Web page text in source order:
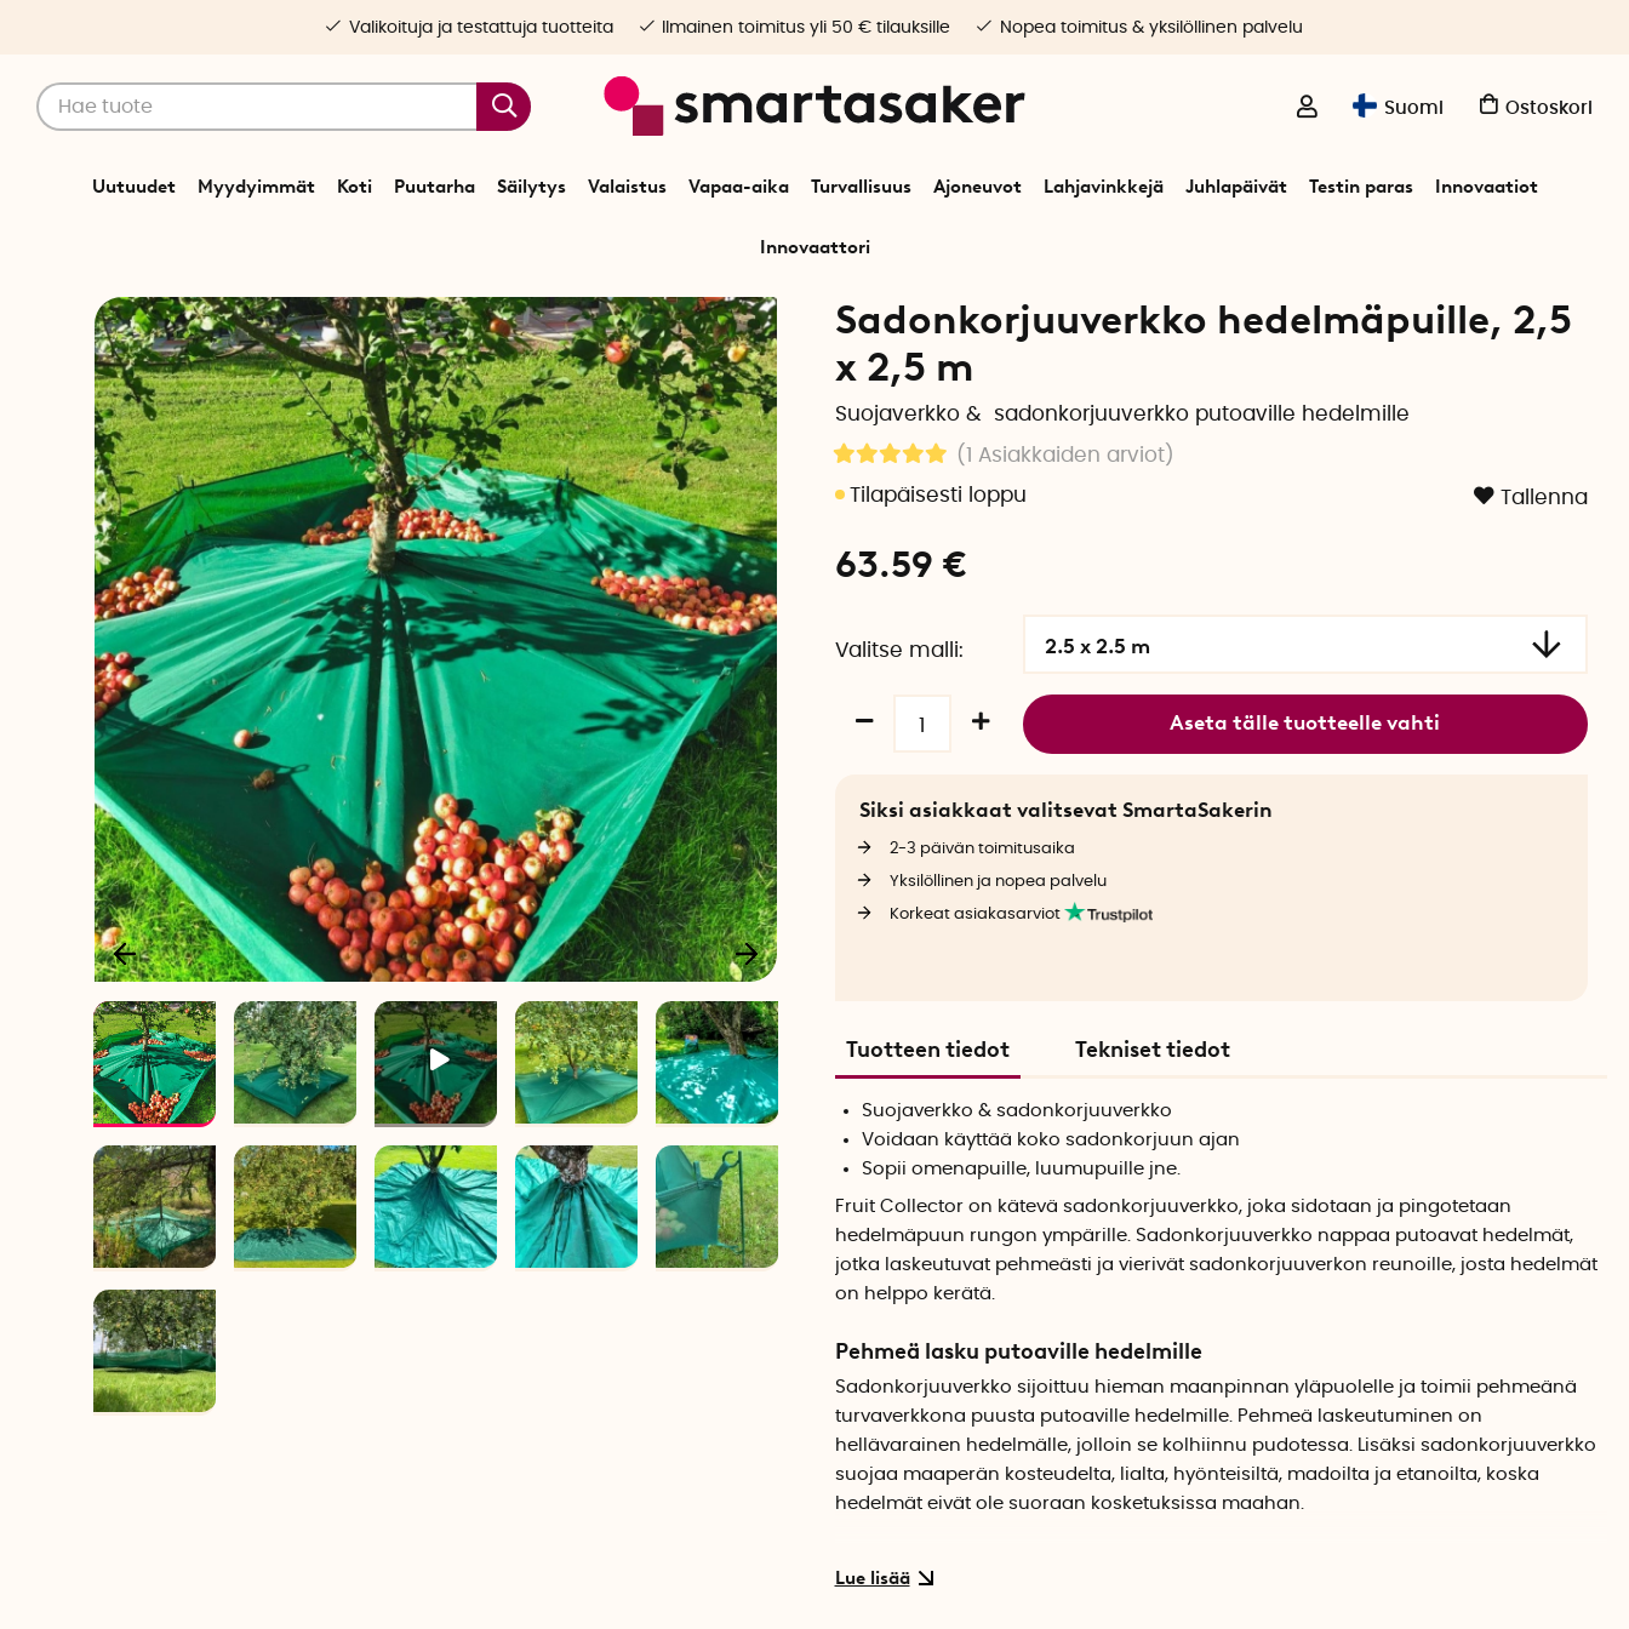
Suomi Ostoskori
Uutuudet Myydyimmät Koti Puutarha Säilytys Valaistus Vapaa-aika Turvallisuus Ajoneuvot Lahjavinkkejä Juhlapäivät Testin paras Innovaatiot
Innovaattori
Valikoituja ja testattuja tuotteita Ilmainen toimitus yli 50 € tilauksille Nopea toimitus & yksilöllinen palvelu
Sadonkorjuuverkko hedelmäpuille
Sadonkorjuuverkko hedelmäpuille, 2,5
x 2,5 m
Suojaverkko & sadonkorjuuverkko putoaville hedelmille
(1 Asiakkaiden arviot)
Tallenna
63.59 €
Valitse malli 2.5 x 2.5 m
Aseta tälle tuotteelle vahti
Siksi asiakkaat valitsevat SmartaSakerin
2-3 päivän toimitusaika
Yksilöllinen ja nopea palvelu
Korkeat asiakasarviot
Tuotteen tiedot Tekniset tiedot
Suojaverkko & sadonkorjuuverkko
Voidaan käyttää koko sadonkorjuun ajan
Sopii omenapuille, luumupuille jne.
Fruit Collector on kätevä sadonkorjuuverkko, joka sidotaan ja pingotetaan
hedelmäpuun rungon ympärille. Sadonkorjuuverkko nappaa putoavat hedelmät,
jotka laskeutuvat pehmeästi ja vierivät sadonkorjuuverkon reunoille, josta hedelmät
on helppo kerätä.
Pehmeä lasku putoaville hedelmille
Sadonkorjuuverkko sijoittuu hieman maanpinnan yläpuolelle ja toimii pehmeänä
turvaverkkona puusta putoaville hedelmille. Pehmeä laskeutuminen on
hellävarainen hedelmälle, jolloin se kolhiinnu pudotessa. Lisäksi sadonkorjuuverkko
suojaa maaperän kosteudelta, lialta, hyönteisiltä, madoilta ja etanoilta, koska
hedelmät eivät ole suoraan kosketuksissa maahan.
heitettäviä hedelmiä tulee vähemmän.